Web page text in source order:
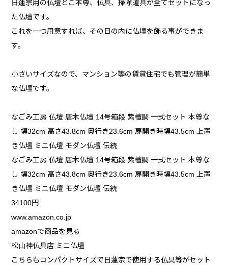
日蓮宗用の仏壇とご本尊、仏具、掃除道具が全てセットになっ
た仏壇です。
これを一つ用意すれば、その日の内に仏壇を飾る事ができま
す。
小さいサイズなので、マンション等の賃貸住宅でも管理が簡単
な仏壇です。
なごみ工房 仏壇 唐木仏壇 14号箱段 紫檀調 一式セット 本尊な
し 幅32cm 高さ43.8cm 奥行き23.6cm 扉開き時幅43.5cm 上置
き仏壇 ミニ仏壇 モダン仏壇 伝統
なごみ工房 仏壇 唐木仏壇 14号箱段 紫檀調 一式セット 本尊な
し 幅32cm 高さ43.8cm 奥行き23.6cm 扉開き時幅43.5cm 上置
き仏壇 ミニ仏壇 モダン仏壇 伝統
34100円
www.amazon.co.jp
amazonで商品を見る
松山神仏具店 ミニ仏壇
こちらもコンパクトサイズで日蓮宗で使用する仏具等がセット